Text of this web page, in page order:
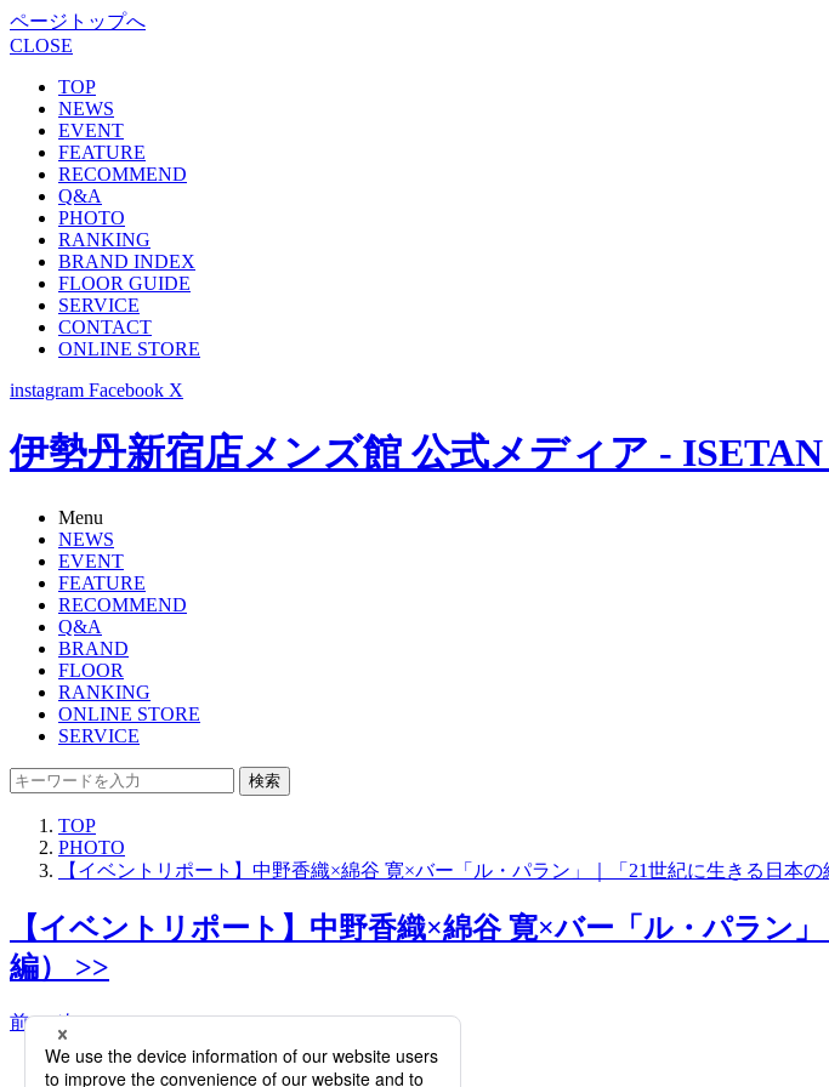
ページトップへ
CLOSE
TOP
NEWS
EVENT
FEATURE
RECOMMEND
Q&A
PHOTO
RANKING
BRAND INDEX
FLOOR GUIDE
SERVICE
CONTACT
ONLINE STORE
instagram Facebook X
伊勢丹新宿店メンズ館 公式メディア -
Menu
NEWS
EVENT
FEATURE
RECOMMEND
Q&A
BRAND
FLOOR
RANKING
ONLINE STORE
SERVICE
検索
TOP
PHOTO
【イベントリポート】中野香織×綿谷 寛×バー「ル・パラン」｜「21世紀に生きる日本
【イベントリポート】中野香織×綿谷 寛×バー「ル・パラン
編） >>
前へ 次へ